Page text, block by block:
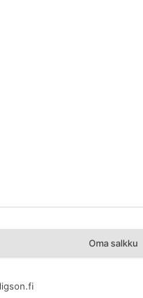
Oma salkku